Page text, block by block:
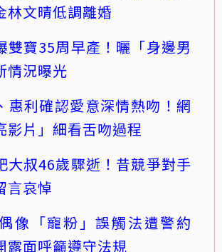
林文晴低調離婚
雙寶35周早產！曬「身邊男
情況曝光
惠利確認愛意深情熱吻！網
影片」細看舌吻過程
大叔46歲驟逝！昔競爭對手
言哀悼
像「寵粉」誤觸法遭警約
露面呼籲遵守法規